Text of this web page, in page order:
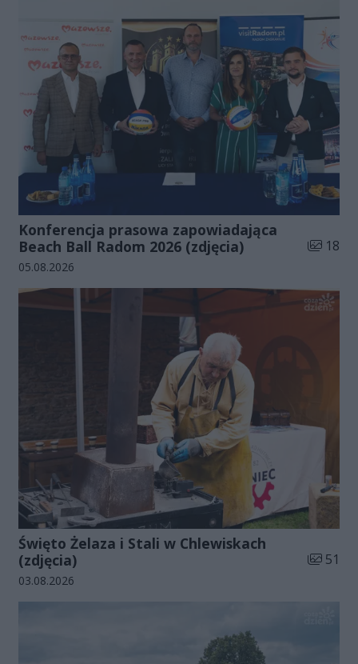
Konferencja prasowa zapowiadająca
Beach Ball Radom 2026 (zdjęcia)
Liczba
18
Data dodania galerii:
05.08.2026
Święto Żelaza i Stali w Chlewiskach
(zdjęcia)
Liczba
51
Data dodania galerii:
03.08.2026